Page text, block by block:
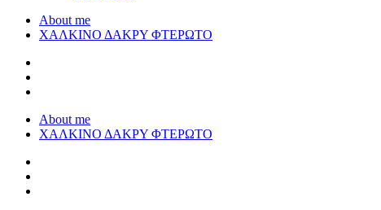
About me
ΧΑΛΚΙΝΟ ΔΑΚΡΥ ΦΤΕΡΩΤΟ
About me
ΧΑΛΚΙΝΟ ΔΑΚΡΥ ΦΤΕΡΩΤΟ